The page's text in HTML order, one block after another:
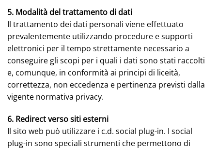
5. Modalità del trattamento di dati
Il trattamento dei dati personali viene effettuato
prevalentemente utilizzando procedure e supporti
elettronici per il tempo strettamente necessario a
conseguire gli scopi per i quali i dati sono stati raccolti
e, comunque, in conformità ai principi di liceità,
correttezza, non eccedenza e pertinenza previsti dalla
vigente normativa privacy.
6. Redirect verso siti esterni
Il sito web può utilizzare i c.d. social plug-in. I social
plug-in sono speciali strumenti che permettono di